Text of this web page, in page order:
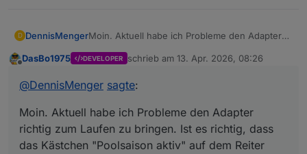
D DennisMengerMoin. Aktuell habe ich Probleme den Adapter
dass das Kästchen "Poolsaison aktiv" auf dem
dem Datenpunkt "status/season_active" sein
"Poolsaison aktiv" haben keinen Einfluss auf
den genannten Datenpunkt bei mir.
DasBo1975 DEVELOPER schrieb am 13. Apr. 2026, 08:26
zuletzt editiert von
@DennisMenger sagte:
Moin. Aktuell habe ich Probleme den Adapter
richtig zum Laufen zu bringen. Ist es richtig, dass
das Kästchen "Poolsaison aktiv" auf dem Reiter